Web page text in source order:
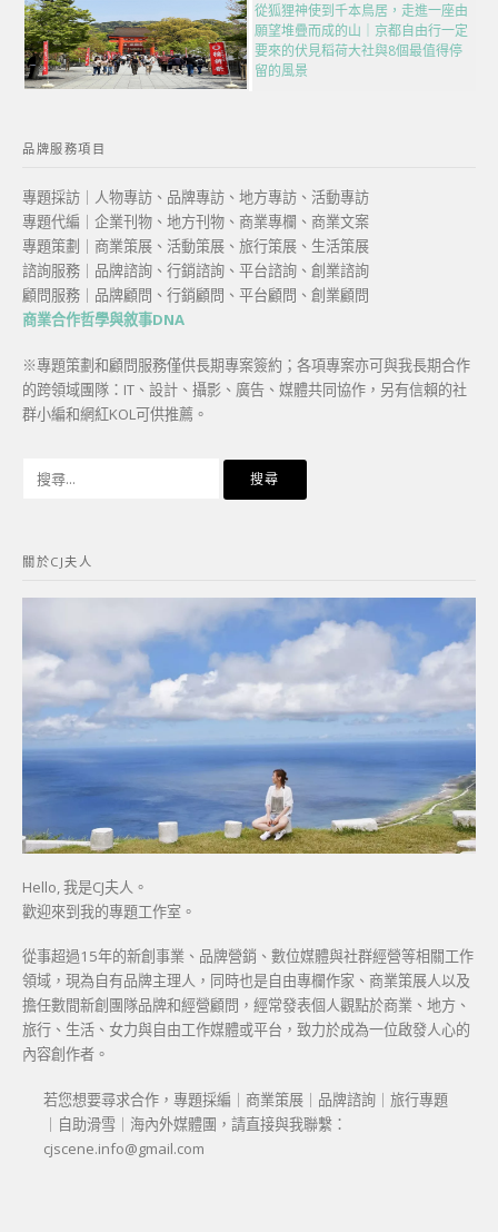
從狐狸神使到千本鳥居，走進一座由
願望堆疊而成的山｜京都自由行一定
要來的伏見稻荷大社與8個最值得停
留的風景
品牌服務項目
專題採訪｜人物專訪、品牌專訪、地方專訪、活動專訪
專題代編｜企業刊物、地方刊物、商業專欄、商業文案
專題策劃｜商業策展、活動策展、旅行策展、生活策展
諮詢服務｜品牌諮詢、行銷諮詢、平台諮詢、創業諮詢
顧問服務｜品牌顧問、行銷顧問、平台顧問、創業顧問
商業合作哲學與敘事DNA
※專題策劃和顧問服務僅供長期專案簽約；各項專案亦可與我長期合作
的跨領域團隊：IT、設計、攝影、廣告、媒體共同協作，另有信賴的社
群小編和網紅KOL可供推薦。
字:
關於CJ夫人
Hello, 我是CJ夫人。
歡迎來到我的專題工作室。
從事超過15年的新創事業、品牌營銷、數位媒體與社群經營等相關工作
領域，現為自有品牌主理人，同時也是自由專欄作家、商業策展人以及
擔任數間新創團隊品牌和經營顧問，經常發表個人觀點於商業、地方、
旅行、生活、女力與自由工作媒體或平台，致力於成為一位啟發人心的
內容創作者。
若您想要尋求合作，專題採編｜商業策展｜品牌諮詢｜旅行專題
｜自助滑雪｜海內外媒體團，請直接與我聯繫：
cjscene.info@gmail.com